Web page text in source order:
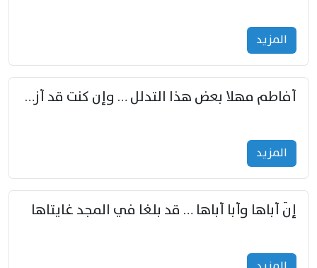
المزید
أفاطم مهلا بعض هذا التدلل … وإن كنت قد أزمعت صرمي فأجملي
المزید
إنّ أباها وأبا أباها … قد بلغا في المجد غايتاها